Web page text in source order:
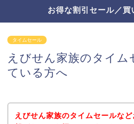
お得な割引セール／買
タイムセール
えびせん家族のタイム
ている方へ
えびせん家族のタイムセールな